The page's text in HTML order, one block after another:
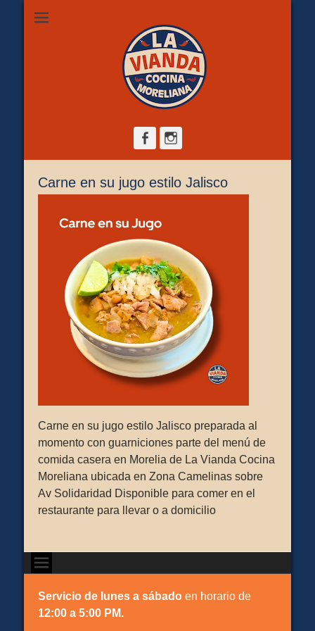
La Vianda Cocina
Moreliana |
Comida casera en
Camelinas sobre Ezequiel Calderón #30 esquina Av. Solidaridad.
Servicio para comer aquí, llevar o pedir a domicilio.
FacebookInstagram
Carne en su jugo estilo Jalisco
Carne en su jugo estilo Jalisco preparada al
momento con guarniciones parte del menú de
comida casera en Morelia de La Vianda Cocina
Moreliana ubicada en Zona Camelinas sobre
Av Solidaridad Disponible para comer en el
restaurante para llevar o a domicilio
Servicio de lunes a sábado en horario de
12:00 a 5:00 PM.